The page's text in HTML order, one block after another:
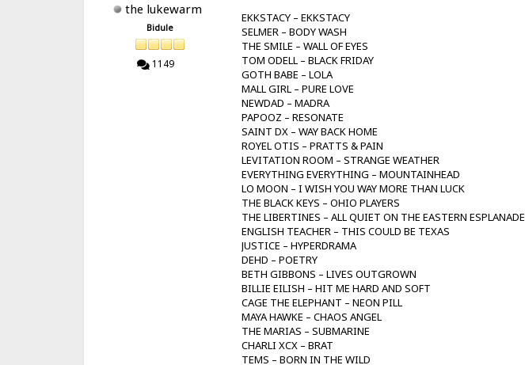
the lukewarm
Bidule
1149
EKKSTACY – EKKSTACY
SELMER – BODY WASH
THE SMILE – WALL OF EYES
TOM ODELL – BLACK FRIDAY
GOTH BABE – LOLA
MALL GIRL – PURE LOVE
NEWDAD – MADRA
PAPOOZ – RESONATE
SAINT DX – WAY BACK HOME
ROYEL OTIS – PRATTS & PAIN
LEVITATION ROOM – STRANGE WEATHER
EVERYTHING EVERYTHING – MOUNTAINHEAD
LO MOON – I WISH YOU WAY MORE THAN LUCK
THE BLACK KEYS – OHIO PLAYERS
THE LIBERTINES – ALL QUIET ON THE EASTERN ESPLANADE
ENGLISH TEACHER – THIS COULD BE TEXAS
JUSTICE – HYPERDRAMA
DEHD – POETRY
BETH GIBBONS – LIVES OUTGROWN
BILLIE EILISH – HIT ME HARD AND SOFT
CAGE THE ELEPHANT – NEON PILL
MAYA HAWKE – CHAOS ANGEL
THE MARIAS – SUBMARINE
CHARLI XCX – BRAT
TEMS – BORN IN THE WILD